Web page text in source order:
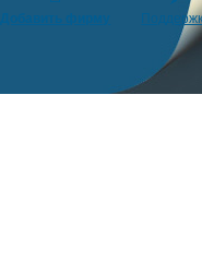
Добавить фирму